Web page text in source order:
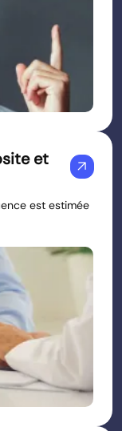
et arrow_outward
est estimée